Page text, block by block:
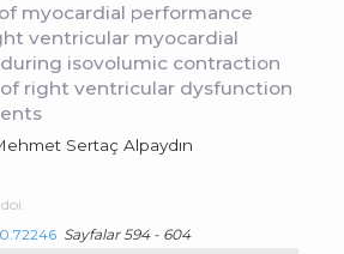
myocardial performance
ventricular myocardial
isovolumic contraction
right ventricular dysfunction
Sertaç Alpaydın
doi:
Sayfalar 594 - 604